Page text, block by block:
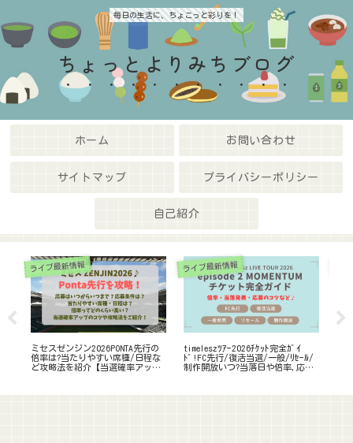
毎日の生活に、ちょこっと彩りを！
ちょっとよりみちブログ
ホーム お問い合わせ
サイトマップ プライバシーポリシー
自己紹介
ライブ最新情報
ミセスゼンジン2026PONTA先行の
倍率は?当たりやすい席種/日程な
ど攻略法を紹介【当選確率アップ
ライブ最新情報
timeleszﾂｱｰ2026ﾁｹｯﾄ完全ｶﾞｲ
ﾄﾞ!FC先行/復活当選/一般/ﾘｾｰﾙ/
制作開放いつ?当落日や倍率,応募